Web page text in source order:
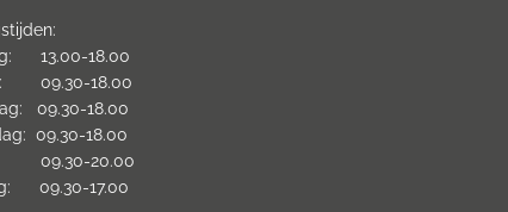
13.00-18.00
09.30-18.00
09.30-18.00
09.30-18.00
09.30-20.00
09.30-17.00